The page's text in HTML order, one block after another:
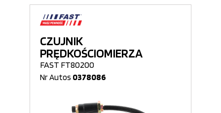
CZUJNIK
PRĘDKOŚCIOMIERZA
FAST FT80200
Nr Autos 0378086